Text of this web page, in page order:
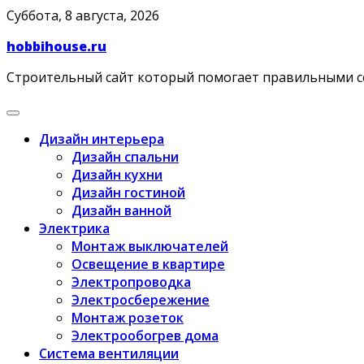
Skip
content
Суббота, 8 августа, 2026
hobbihouse.ru
Строительный сайт который помогает правильными
Дизайн интерьера
Дизайн спальни
Дизайн кухни
Дизайн гостиной
Дизайн ванной
Электрика
Монтаж выключателей
Освещение в квартире
Электропроводка
Электросбережение
Монтаж розеток
Электрообогрев дома
Система вентиляции